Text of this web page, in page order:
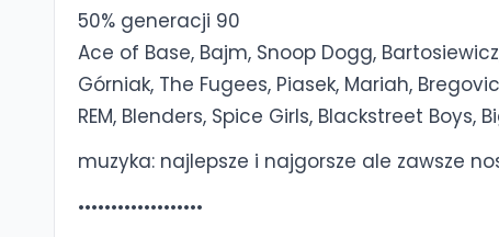
50% generacji 90
Ace of Base, Bajm, Snoop Dogg,
Górniak, The Fugees, Piasek, Mariah,
REM, Blenders, Spice Girls, Blackstreet Boys,
muzyka: najlepsze i najgorsze ale zawsze
•••••••••••••••••••